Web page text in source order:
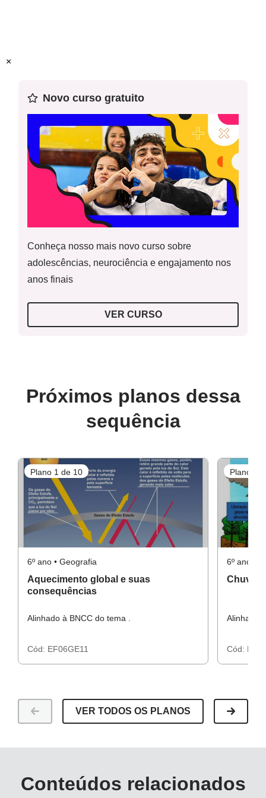
interações das sociedades com a natureza, com base na
transformações da biodiversidade local e do mundo.
×
Novo curso gratuito
Conheça nosso mais novo curso sobre
adolescências, neurociência e engajamento nos
anos finais
VER CURSO
Próximos planos dessa
sequência
Plano 1 de 10
6º ano • Geografia
Aquecimento global e suas
consequências
Alinhado à BNCC do tema .
Cód: EF06GE11
Plano 2
6º ano •
Chuva
Alinhado
Cód:
VER TODOS OS PLANOS
Conteúdos relacionados